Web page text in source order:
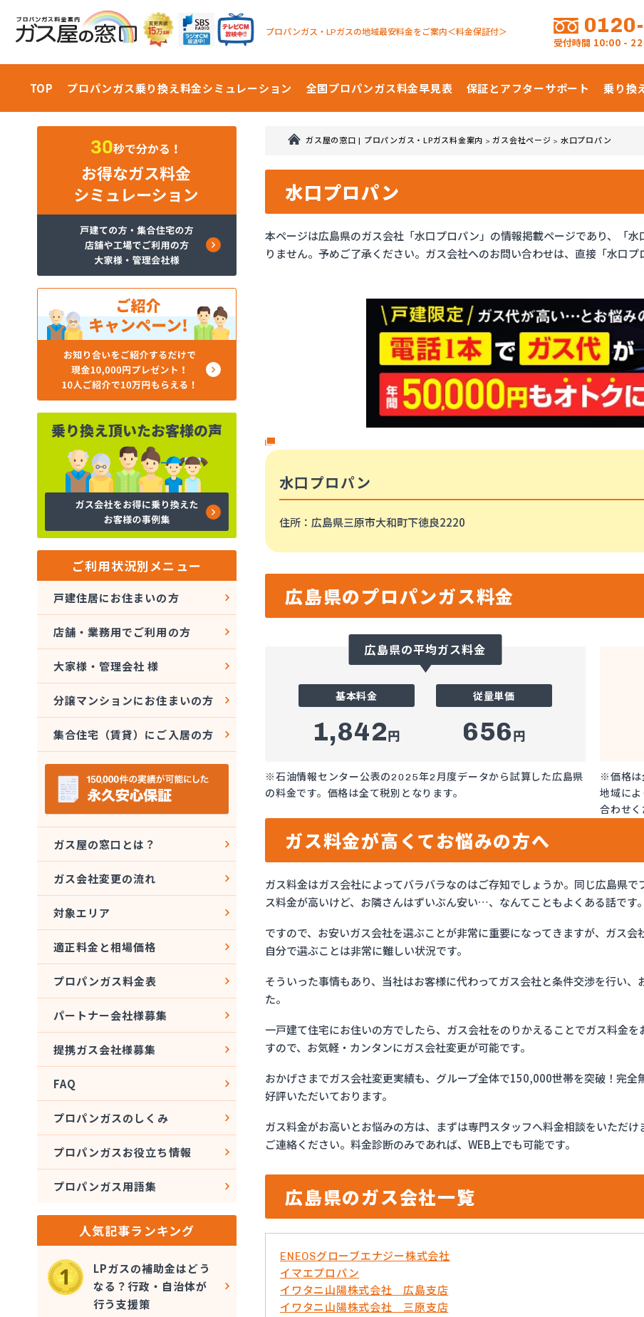
プロパンガス・LPガスの地域最安料金をご案内＜料金保証付＞
受付時間 10:00 -
TOP プロパンガス乗り換え料金シミュレーション 全国プロパンガス料金早見表 保証とアフターサポート 乗り換
ガス屋の窓口 | プロパンガス・LPガス料金案内 >ガス会社ページ > 水口プロパン
水口プロパン
本ページは広島県のガス会社「水口プロパン」の情報掲載ページであり、「
りません。予めご了承ください。ガス会社へのお問い合わせは、直接「水口プ
水口プロパン
住所 ：広島県三原市大和町下徳良2220
広島県のプロパンガス料金
広島県の平均ガス料金
基本料金
1,842円
従量単価
656円
※石油情報センター公表の2025年2月度データから試算した広島県
の料金です。価格は全て税別となります。
※価格は
地域に
合わせく
ガス料金が高くてお悩みの方へ
ガス料金はガス会社によってバラバラなのはご存知でしょうか。同じ広島県
ス料金が高いけど、お隣さんはずいぶん安い…、なんてこともよくある話です。
ですので、お安いガス会社を選ぶことが非常に重要になってきますが、ガス
自分で選ぶことは非常に難しい状況です。
そういった事情もあり、当社はお客様に代わってガス会社と条件交渉を行い
た。
一戸建て住宅にお住いの方でしたら、ガス会社をのりかえることでガス料金
すので、お気軽・カンタンにガス会社変更が可能です。
おかげさまでガス会社変更実績も、グループ全体で150,000世帯を突破！完
好評いただいております。
ガス料金がお高いとお悩みの方は、まずは専門スタッフへ料金相談をいただ
ご連絡ください。料金診断のみであれば、WEB上でも可能です。
広島県のガス会社一覧
ENEOSグローブエナジー株式会社
イマエプロパン
イワタニ山陽株式会社 広島支店
イワタニ山陽株式会社 三原支店
ご利用状況別メニュー
戸建住居にお住まいの方
店舗・業務用でご利用の方
大家様・管理会社 様
分譲マンションにお住まいの方
集合住宅（賃貸）にご入居の方
ガス屋の窓口とは？
ガス会社変更の流れ
対象エリア
適正料金と相場価格
プロパンガス料金表
パートナー会社様募集
提携ガス会社様募集
FAQ
プロパンガスのしくみ
プロパンガスお役立ち情報
プロパンガス用語集
人気記事ランキング
LPガスの補助金はどう
なる？行政・自治体が
行う支援策